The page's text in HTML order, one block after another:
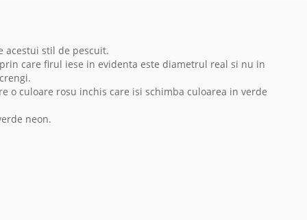
acestui stil de pescuit.
care firul iese in evidenta este diametrul real si nu in
o culoare rosu inchis care isi schimba culoarea in verde
neon.